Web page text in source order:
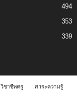
494
353
339
วิชาชีพครู
สาระความรู้